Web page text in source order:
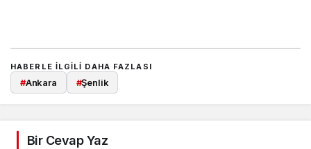
HABERLE ILGILI DAHA FAZLASI
#Ankara #Şenlik
Bir Cevap Yaz